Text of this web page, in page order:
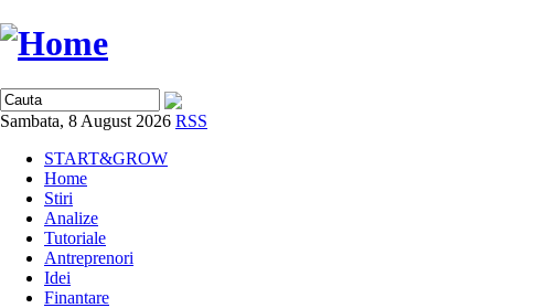
Sambata, 8 August 2026 RSS
START&GROW
Home
Stiri
Analize
Tutoriale
Antreprenori
Idei
Finantare